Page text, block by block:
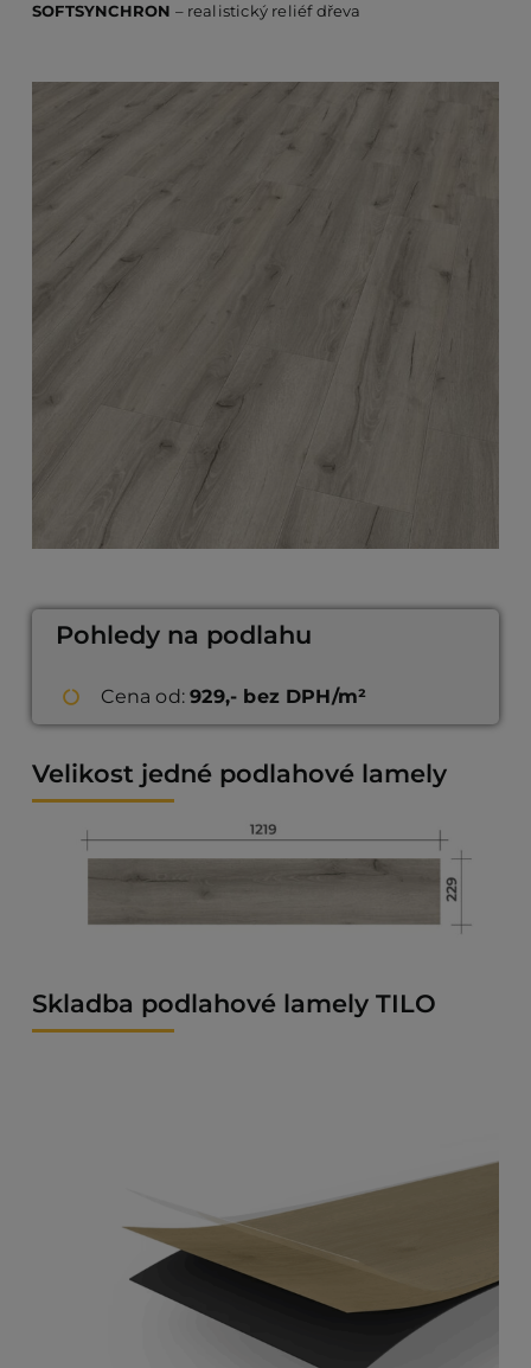
SOFTSYNCHRON – realistický reliéf dřeva
Pohledy na podlahu
Cena od:929,- bez DPH/m²
Velikost jedné podlahové lamely
Skladba podlahové lamely TILO